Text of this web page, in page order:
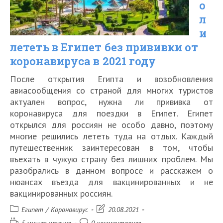
коронавируса
в
2021
году
о
л
и
лететь в Египет без прививки от
коронавируса в 2021 году
После открытия Египта и возобновления
авиасообщения со страной для многих туристов
актуален вопрос, нужна ли прививка от
коронавируса для поездки в Египет. Египет
открылся для россиян не особо давно, поэтому
многие решились лететь туда на отдых. Каждый
путешественник заинтересован в том, чтобы
въехать в чужую страну без лишних проблем. Мы
разобрались в данном вопросе и расскажем о
нюансах въезда для вакцинированных и не
вакцинированных россиян.
Рубрика
записи:
Египет / Коронавирус
Запись20.08.2021